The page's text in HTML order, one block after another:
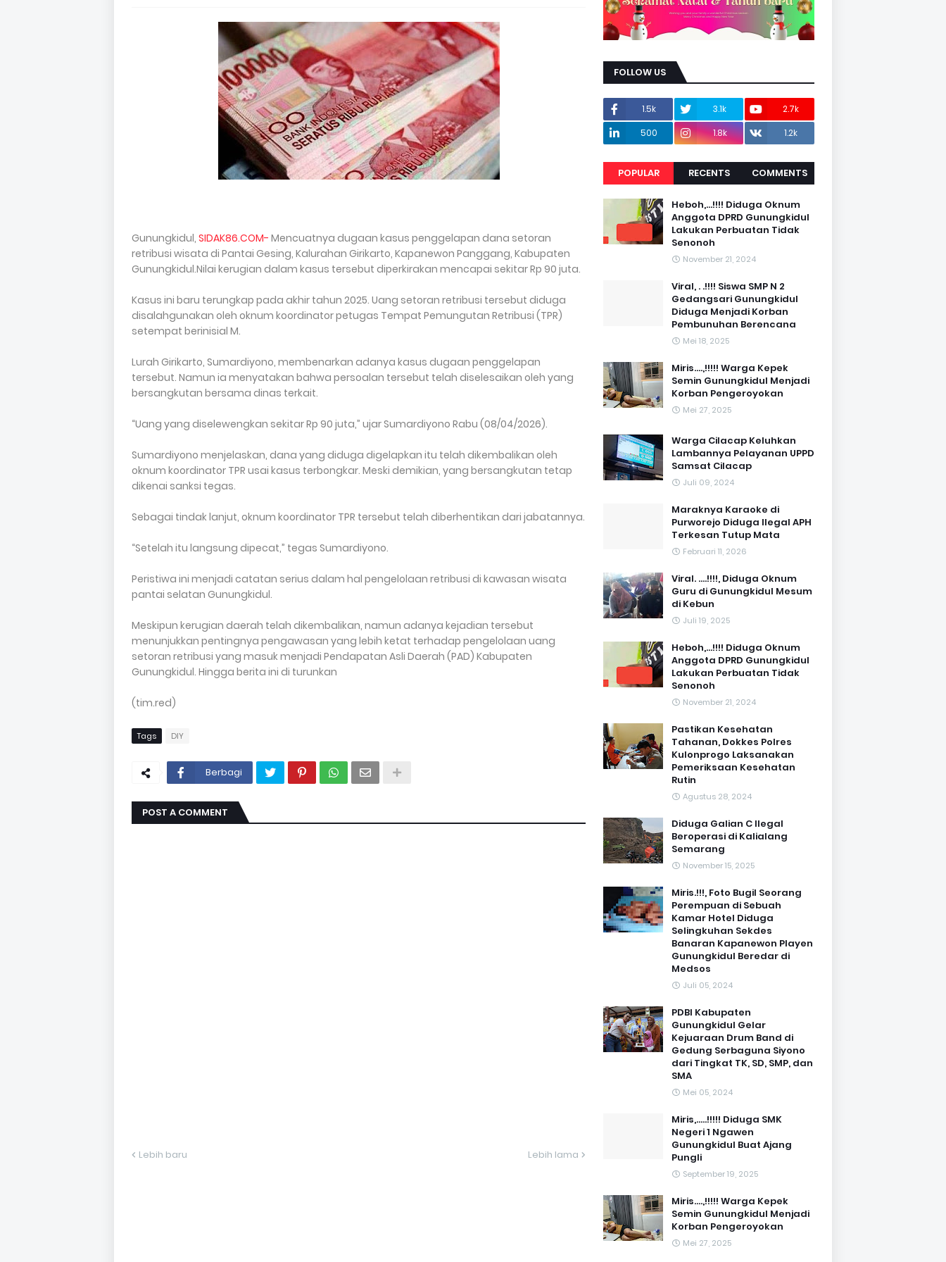
Gunungkidul, SIDAK86.COM- Mencuatnya dugaan kasus penggelapan dana setoran
retribusi wisata di Pantai Gesing, Kalurahan Girikarto, Kapanewon Panggang, Kabupaten
Gunungkidul.Nilai kerugian dalam kasus tersebut diperkirakan mencapai sekitar Rp 90 juta.
Kasus ini baru terungkap pada akhir tahun 2025. Uang setoran retribusi tersebut diduga
disalahgunakan oleh oknum koordinator petugas Tempat Pemungutan Retribusi (TPR)
setempat berinisial M.
Lurah Girikarto, Sumardiyono, membenarkan adanya kasus dugaan penggelapan
tersebut. Namun ia menyatakan bahwa persoalan tersebut telah diselesaikan oleh yang
bersangkutan bersama dinas terkait.
“Uang yang diselewengkan sekitar Rp 90 juta,” ujar Sumardiyono Rabu (08/04/2026).
Sumardiyono menjelaskan, dana yang diduga digelapkan itu telah dikembalikan oleh
oknum koordinator TPR usai kasus terbongkar. Meski demikian, yang bersangkutan tetap
dikenai sanksi tegas.
Sebagai tindak lanjut, oknum koordinator TPR tersebut telah diberhentikan dari jabatannya.
“Setelah itu langsung dipecat,” tegas Sumardiyono.
Peristiwa ini menjadi catatan serius dalam hal pengelolaan retribusi di kawasan wisata
pantai selatan Gunungkidul.
Meskipun kerugian daerah telah dikembalikan, namun adanya kejadian tersebut
menunjukkan pentingnya pengawasan yang lebih ketat terhadap pengelolaan uang
setoran retribusi yang masuk menjadi Pendapatan Asli Daerah (PAD) Kabupaten
Gunungkidul. Hingga berita ini di turunkan
(tim.red)
Tags DIY
Berbagi
POST A COMMENT
Lebih baru Lebih lama
FOLLOW US
1.5k 3.1k
2.7k
500
1.8k 1.2k
POPULAR RECENTS COMMENTS
Heboh,...!!!! Diduga Oknum
Anggota DPRD Gunungkidul
Lakukan Perbuatan Tidak
Senonoh
November 21, 2024
Viral, . .!!!! Siswa SMP N 2
Gedangsari Gunungkidul
Diduga Menjadi Korban
Pembunuhan Berencana
Mei 18, 2025
Miris....,!!!!! Warga Kepek
Semin Gunungkidul Menjadi
Korban Pengeroyokan
Mei 27, 2025
Warga Cilacap Keluhkan
Lambannya Pelayanan UPPD
Samsat Cilacap
Juli 09, 2024
Maraknya Karaoke di
Purworejo Diduga Ilegal APH
Terkesan Tutup Mata
Februari 11, 2026
Viral. ....!!!!, Diduga Oknum
Guru di Gunungkidul Mesum
di Kebun
Juli 19, 2025
Heboh,...!!!! Diduga Oknum
Anggota DPRD Gunungkidul
Lakukan Perbuatan Tidak
Senonoh
November 21, 2024
Pastikan Kesehatan
Tahanan, Dokkes Polres
Kulonprogo Laksanakan
Pemeriksaan Kesehatan
Rutin
Agustus 28, 2024
Diduga Galian C Ilegal
Beroperasi di Kalialang
Semarang
November 15, 2025
Miris.!!!, Foto Bugil Seorang
Perempuan di Sebuah
Kamar Hotel Diduga
Selingkuhan Sekdes
Banaran Kapanewon Playen
Gunungkidul Beredar di
Medsos
Juli 05, 2024
PDBI Kabupaten
Gunungkidul Gelar
Kejuaraan Drum Band di
Gedung Serbaguna Siyono
dari Tingkat TK, SD, SMP, dan
SMA
Mei 05, 2024
Miris,.....!!!!! Diduga SMK
Negeri 1 Ngawen
Gunungkidul Buat Ajang
Pungli
September 19, 2025
Miris....,!!!!! Warga Kepek
Semin Gunungkidul Menjadi
Korban Pengeroyokan
Mei 27, 2025